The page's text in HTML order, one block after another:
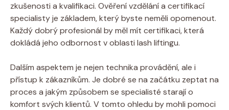
zkušenosti a kvalifikaci. Ověření vzdělání a certifikací
specialisty je základem, který byste neměli opomenout.
Každý dobrý profesionál by měl mít certifikaci, která
dokládá jeho odbornost v oblasti lash liftingu.
Dalším aspektem je nejen technika provádění, ale i
přístup k zákazníkům. Je dobré se na začátku zeptat na
proces a jakým způsobem se specialisté starají o
komfort svých klientů. V tomto ohledu by mohli pomoci